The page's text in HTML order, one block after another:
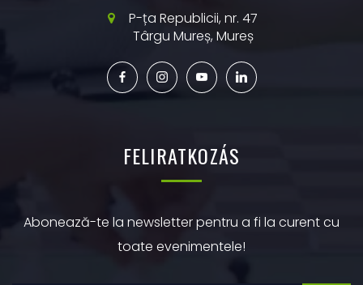
P-ța Republicii, nr. 47
Târgu Mureș, Mureș
FELIRATKOZÁS
Abonează-te la newsletter pentru a fi la curent cu
toate evenimentele!